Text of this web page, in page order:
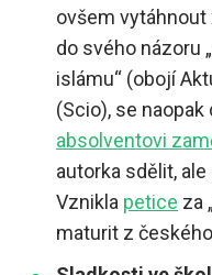
ovšem
do svého názoru
islámu“ (obojí
(Scio), se naopak
absolventovi
autorka sdělit,
Vznikla petice za
maturit z